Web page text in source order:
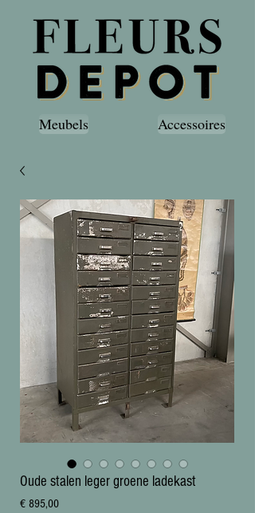
Meubels Accessoires
Oude stalen leger groene ladekast
€ 895,00Prijs